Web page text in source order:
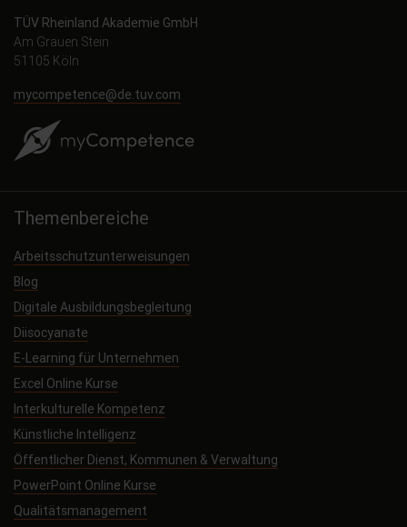
TÜV Rheinland Akademie GmbH
Am Grauen Stein
51105 Köln
mycompetence@de.tuv.com
Themenbereiche
Arbeitsschutzunterweisungen
Blog
Digitale Ausbildungsbegleitung
Diisocyanate
E-Learning für Unternehmen
Excel Online Kurse
Interkulturelle Kompetenz
Künstliche Intelligenz
Öffentlicher Dienst, Kommunen & Verwaltung
PowerPoint Online Kurse
Qualitätsmanagement